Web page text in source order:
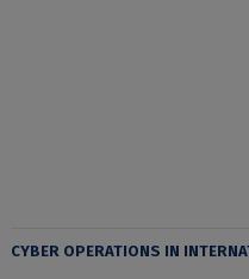
CYBER OPERATIONS IN